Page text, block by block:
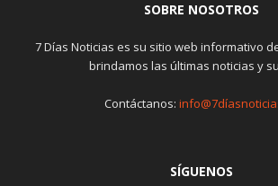
SOBRE NOSOTROS
7 Días Noticias es su sitio web informativo
brindamos las últimas noticias y
Contáctanos:
SÍGUENOS